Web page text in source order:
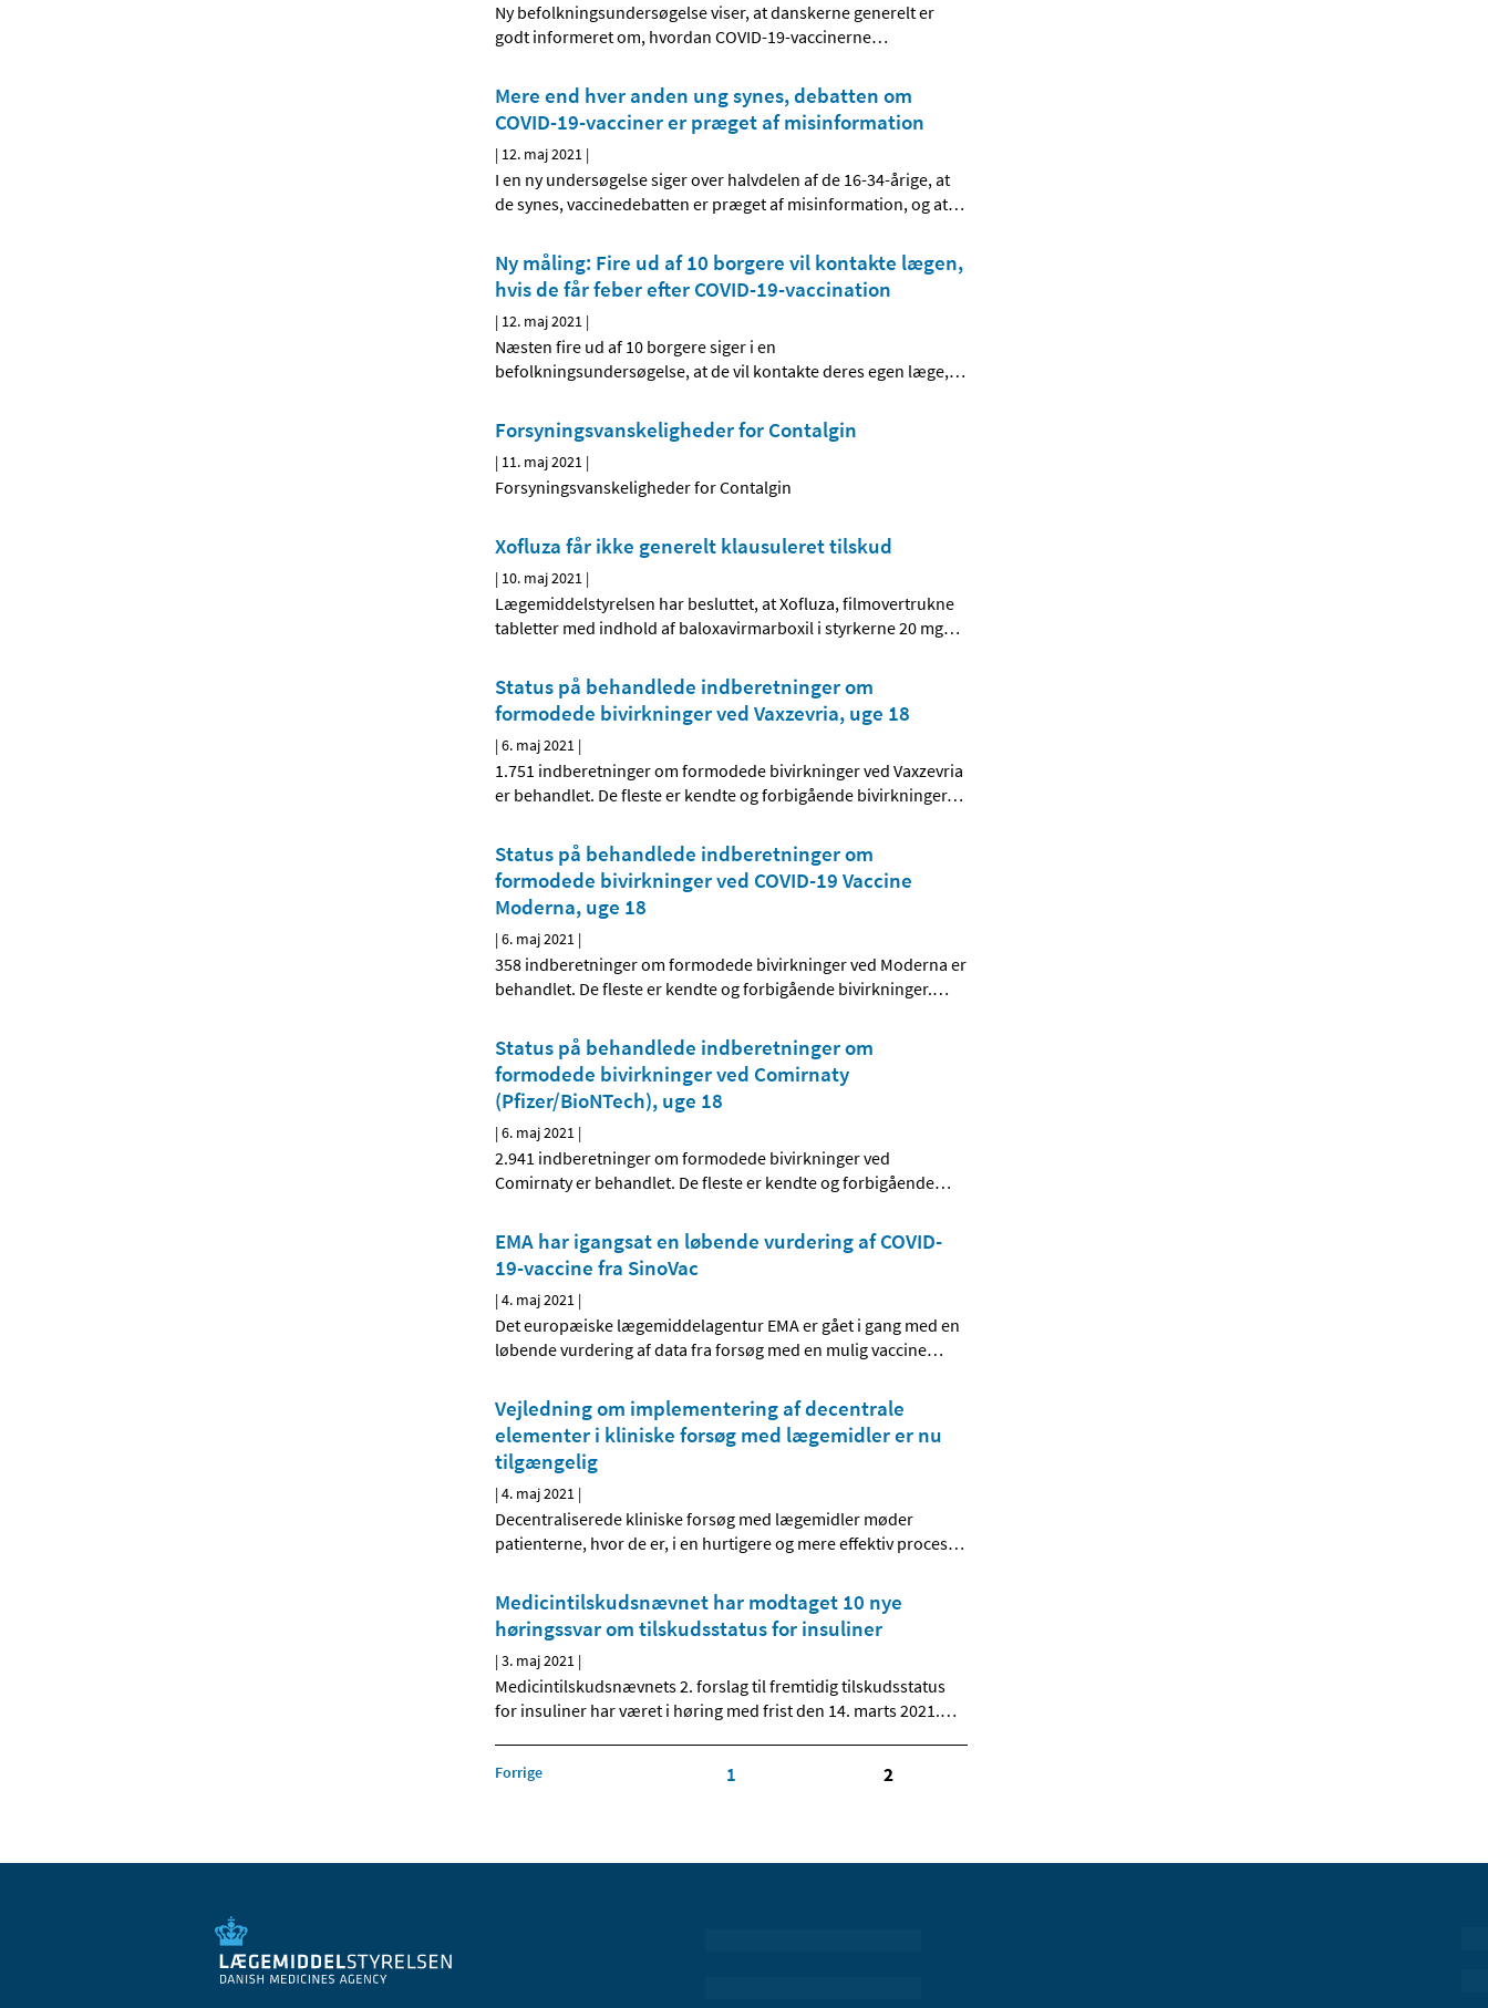
Ny befolkningsundersøgelse viser, at danskerne generelt er
godt informeret om, hvordan COVID-19-vaccinerne…
Mere end hver anden ung synes, debatten om
COVID-19-vacciner er præget af misinformation
| 12. maj 2021 |
I en ny undersøgelse siger over halvdelen af de 16-34-årige, at
de synes, vaccinedebatten er præget af misinformation, og at…
Ny måling: Fire ud af 10 borgere vil kontakte lægen,
hvis de får feber efter COVID-19-vaccination
| 12. maj 2021 |
Næsten fire ud af 10 borgere siger i en
befolkningsundersøgelse, at de vil kontakte deres egen læge,…
Forsyningsvanskeligheder for Contalgin
| 11. maj 2021 |
Forsyningsvanskeligheder for Contalgin
Xofluza får ikke generelt klausuleret tilskud
| 10. maj 2021 |
Lægemiddelstyrelsen har besluttet, at Xofluza, filmovertrukne
tabletter med indhold af baloxavirmarboxil i styrkerne 20 mg…
Status på behandlede indberetninger om
formodede bivirkninger ved Vaxzevria, uge 18
|6. maj 2021 |
1.751 indberetninger om formodede bivirkninger ved Vaxzevria
er behandlet. De fleste er kendte og forbigående bivirkninger…
Status på behandlede indberetninger om
formodede bivirkninger ved COVID-19 Vaccine
Moderna, uge 18
|6. maj 2021 |
358 indberetninger om formodede bivirkninger ved Moderna er
behandlet. De fleste er kendte og forbigående bivirkninger.…
Status på behandlede indberetninger om
formodede bivirkninger ved Comirnaty
(Pfizer/BioNTech), uge 18
|6. maj 2021 |
2.941 indberetninger om formodede bivirkninger ved
Comirnaty er behandlet. De fleste er kendte og forbigående…
EMA har igangsat en løbende vurdering af COVID-
19-vaccine fra SinoVac
|4. maj 2021 |
Det europæiske lægemiddelagentur EMA er gået i gang med en
løbende vurdering af data fra forsøg med en mulig vaccine…
Vejledning om implementering af decentrale
elementer i kliniske forsøg med lægemidler er nu
tilgængelig
|4. maj 2021 |
Decentraliserede kliniske forsøg med lægemidler møder
patienterne, hvor de er, i en hurtigere og mere effektiv proces…
Medicintilskudsnævnet har modtaget 10 nye
høringssvar om tilskudsstatus for insuliner
|3. maj 2021 |
Medicintilskudsnævnets 2. forslag til fremtidig tilskudsstatus
for insuliner har været i høring med frist den 14. marts 2021.…
Forrige 1 2